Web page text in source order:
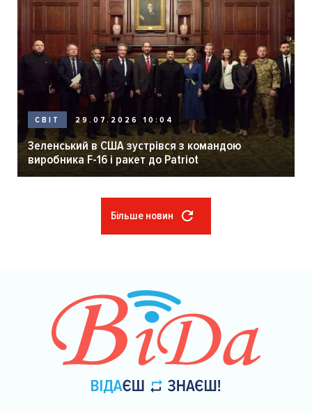
СВІТ 29.07.2026 10:04
Зеленський в США зустрівся з командою
виробника F-16 і ракет до Patriot
Більше новин